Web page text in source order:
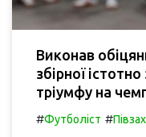
Виконав
збірної
тріумфу на
#Футболіст #